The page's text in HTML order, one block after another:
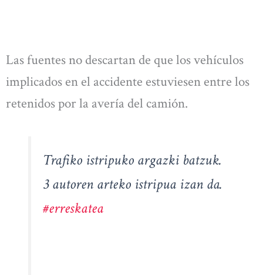
Las fuentes no descartan de que los vehículos
implicados en el accidente estuviesen entre los
retenidos por la avería del camión.
Trafiko istripuko argazki batzuk.
3 autoren arteko istripua izan da.
#erreskatea